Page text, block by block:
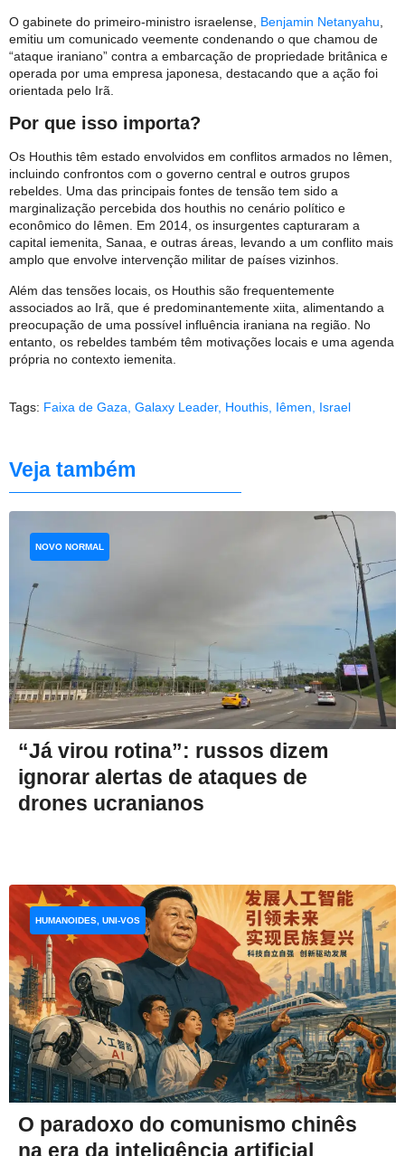
O gabinete do primeiro-ministro israelense, Benjamin Netanyahu
emitiu um comunicado veemente condenando o que chamou de
“ataque iraniano” contra a embarcação de propriedade britânica e
operada por uma empresa japonesa, destacando que a ação foi
orientada pelo Irã.
Por que isso importa?
Os Houthis têm estado envolvidos em conflitos armados no Iêmen,
incluindo confrontos com o governo central e outros grupos
rebeldes. Uma das principais fontes de tensão tem sido a
marginalização percebida dos houthis no cenário político e
econômico do Iêmen. Em 2014, os insurgentes capturaram a
capital iemenita, Sanaa, e outras áreas, levando a um conflito mais
amplo que envolve intervenção militar de países vizinhos.
Além das tensões locais, os Houthis são frequentemente
associados ao Irã, que é predominantemente xiita, alimentando a
preocupação de uma possível influência iraniana na região. No
entanto, os rebeldes também têm motivações locais e uma agenda
própria no contexto iemenita.
Tags: Faixa de Gaza, Galaxy Leader, Houthis, Iêmen, Israel
Veja também
“Já virou rotina”: russos dizem
ignorar alertas de ataques de
drones ucranianos
NOVO NORMAL
O paradoxo do comunismo chinês
na era da inteligência artificial
HUMANOIDES, UNI-VOS